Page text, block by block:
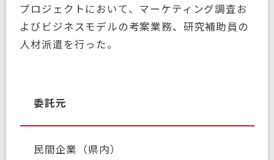
プロジェクトにおいて、マーケティング調査お
よびビジネスモデルの考案業務、研究補助員の
人材派遣を行った。
委託元
民間企業（県内）